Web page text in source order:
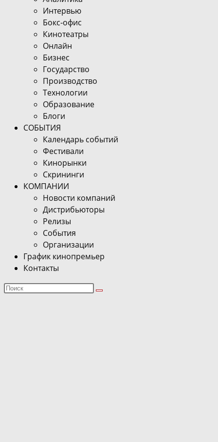
Интервью
Бокс-офис
Кинотеатры
Онлайн
Бизнес
Государство
Производство
Технологии
Образование
Блоги
СОБЫТИЯ
Календарь событий
Фестивали
Кинорынки
Скрининги
КОМПАНИИ
Новости компаний
Дистрибьюторы
Релизы
События
Организации
График кинопремьер
Контакты
Поиск